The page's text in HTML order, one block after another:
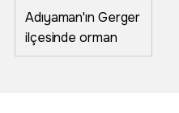
Adıyaman'ın Gerger
ilçesinde orman
yangını yangın çıktı